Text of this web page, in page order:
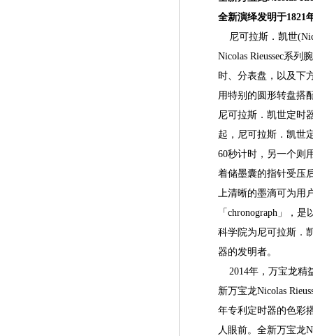
全新演绎发明于1821
尼可拉斯．凯世
Nicolas Rieussec系
时、分表盘，以及下
用特别的圆形转盘搭
尼可拉斯．凯世定时
起，尼可拉斯．凯世
60秒计时，另一个则
着储墨囊的指针受压
上清晰的墨滴可为用
「chronograph」，
科学院为尼可拉斯．
器的发明者。
2014年，万宝龙精
新万宝龙Nicolas
年专利定时器的色彩
人眼前。全新万宝龙